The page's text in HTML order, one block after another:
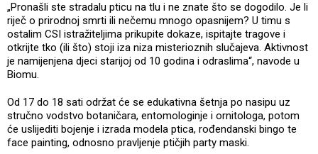
„Pronašli ste stradalu pticu na tlu i ne znate što se dogodilo. Je li
riječ o prirodnoj smrti ili nečemu mnogo opasnijem? U timu s
ostalim CSI istražiteljima prikupite dokaze, ispitajte tragove i
otkrijte tko (ili što) stoji iza niza misterioznih slučajeva. Aktivnost
je namijenjena djeci starijoj od 10 godina i odraslima“, navode u
Biomu.
Od 17 do 18 sati održat će se edukativna šetnja po nasipu uz
stručno vodstvo botaničara, entomologinje i ornitologa, potom
će uslijediti bojenje i izrada modela ptica, rođendanski bingo te
face painting, odnosno pravljenje ptičjih party maski.